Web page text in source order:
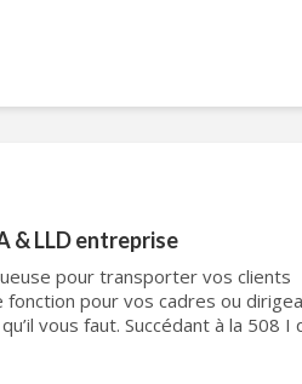
& LLD entreprise
pour transporter vos clients
pour vos cadres ou
vous faut. Succédant à la 508 I